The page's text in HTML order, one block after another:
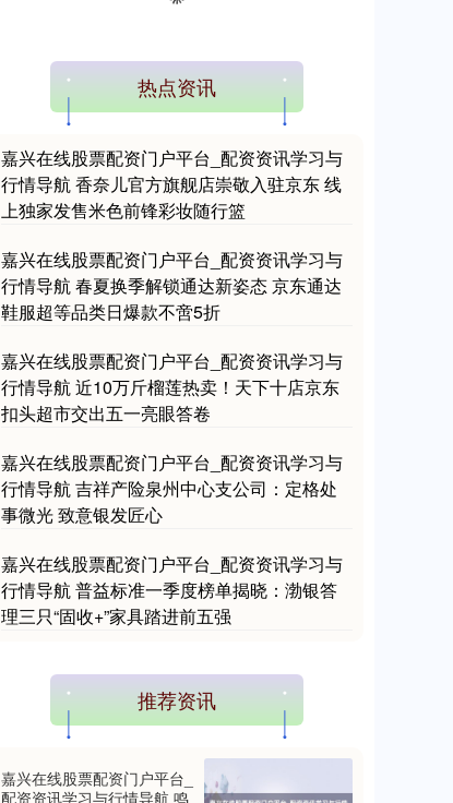
热点资讯
嘉兴在线股票配资门户平台_配资资讯学习与
行情导航 香奈儿官方旗舰店崇敬入驻京东 线
上独家发售米色前锋彩妆随行篮
嘉兴在线股票配资门户平台_配资资讯学习与
行情导航 春夏换季解锁通达新姿态 京东通达
鞋服超等品类日爆款不啻5折
嘉兴在线股票配资门户平台_配资资讯学习与
行情导航 近10万斤榴莲热卖！天下十店京东
扣头超市交出五一亮眼答卷
嘉兴在线股票配资门户平台_配资资讯学习与
行情导航 吉祥产险泉州中心支公司：定格处
事微光 致意银发匠心
嘉兴在线股票配资门户平台_配资资讯学习与
行情导航 普益标准一季度榜单揭晓：渤银答
理三只“固收+”家具踏进前五强
推荐资讯
嘉兴在线股票配资门户平台_
配资资讯学习与行情导航 鸣